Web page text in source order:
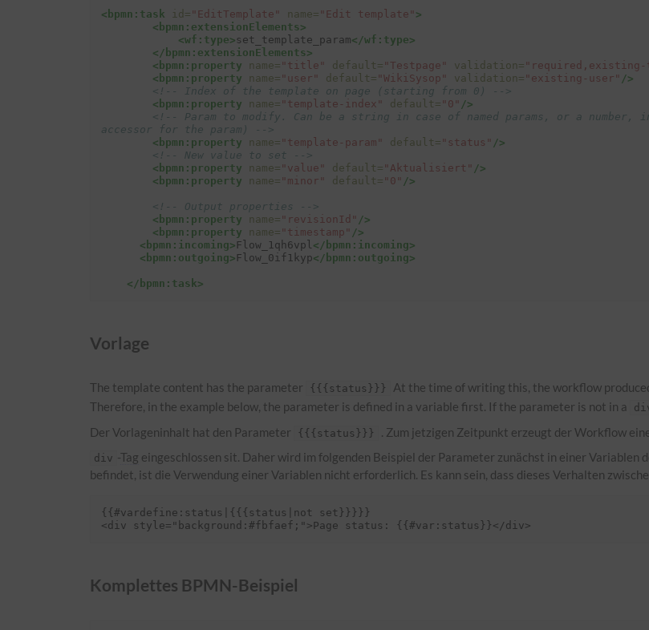
<bpmn:task id= "EditTemplate" name= "Edit template" >
<bpmn:extensionElements>
<wf:type> set_template_param</wf:type>
</bpmn:extensionElements>
<bpmn:property
name= "title" default= "Testpage" validation=
<bpmn:property
name= "user" default= "WikiSysop" validation= "existing-user" />
<!-- Index of the template on page (starting from 0) -->
<bpmn:property
name= "template-index" default= "0" />
<!-- Param to modify. Can be a string in case of named params, or a number,
accessor for the param) -->
<bpmn:property
name= "template-param" default= "status" />
<!-- New value to set -->
<bpmn:property
name= "value" default= "Aktualisiert" />
<bpmn:property
name= "minor" default= "0" />
<!-- Output properties -->
<bpmn:property
name= "revisionId" />
<bpmn:property
name= "timestamp" />
<bpmn:incoming> Flow_1qh6vpl </bpmn:incoming>
<bpmn:outgoing> Flow_0if1kyp</bpmn:outgoing>
</bpmn:task>
Vorlage
The template content has the parameter {{{status}}} At the time of writing this, the workflow
Therefore, in the example below, the parameter is defined in a variable first. If the parameter is not in a
Der Vorlageninhalt hat den Parameter
{{{status}}} . Zum jetzigen Zeitpunkt erzeugt der Workflow
div -Tag eingeschlossen sit. Daher wird im folgenden Beispiel der Parameter zunächst in einer
befindet, ist die Verwendung einer Variablen nicht erforderlich. Es kann sein, dass dieses Verhalten
{{#vardefine:status|{{{status|not set}}}}}
Komplettes BPMN-Beispiel